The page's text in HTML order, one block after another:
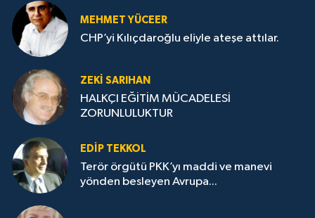
MEHMET YÜCEER
CHP’yi Kılıçdaroğlu eliyle ateşe attılar.
ZEKI SARIHAN
HALKÇI EĞİTİM MÜCADELESİ
ZORUNLULUKTUR
EDIP TEKKOL
Terör örgütü PKK’yı maddi ve manevi
yönden besleyen Avrupa...